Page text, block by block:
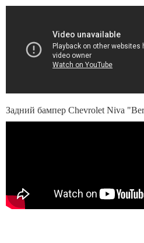
Задний бампер Chevrolet Niva